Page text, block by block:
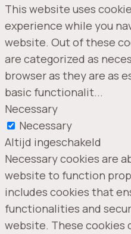
This website uses
experience while you
website. Out of these
are categorized as
browser as they are as
basic functionalit...
Necessary
Necessary
Altijd ingeschakeld
Necessary cookies are
website to function
includes cookies that
functionalities and
website. These cookies